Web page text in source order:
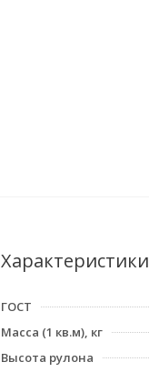
Характеристики
ГОСТ
Масса (1 кв.м), кг
Высота рулона